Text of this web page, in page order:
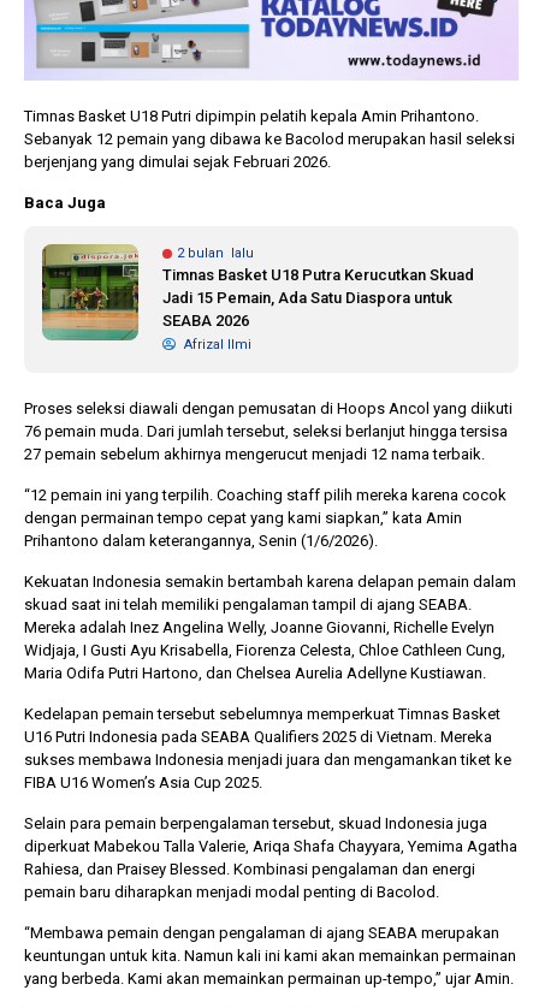
Timnas Basket U18 Putri dipimpin pelatih kepala Amin Prihantono.
Sebanyak 12 pemain yang dibawa ke Bacolod merupakan hasil seleksi
berjenjang yang dimulai sejak Februari 2026.
Baca Juga
2 bulan lalu
Timnas Basket U18 Putra Kerucutkan Skuad
Jadi 15 Pemain, Ada Satu Diaspora untuk
SEABA 2026
Afrizal Ilmi
Proses seleksi diawali dengan pemusatan di Hoops Ancol yang diikuti
76 pemain muda. Dari jumlah tersebut, seleksi berlanjut hingga tersisa
27 pemain sebelum akhirnya mengerucut menjadi 12 nama terbaik.
“12 pemain ini yang terpilih. Coaching staff pilih mereka karena cocok
dengan permainan tempo cepat yang kami siapkan,” kata Amin
Prihantono dalam keterangannya, Senin (1/6/2026).
Kekuatan Indonesia semakin bertambah karena delapan pemain dalam
skuad saat ini telah memiliki pengalaman tampil di ajang SEABA.
Mereka adalah Inez Angelina Welly, Joanne Giovanni, Richelle Evelyn
Widjaja, I Gusti Ayu Krisabella, Fiorenza Celesta, Chloe Cathleen Cung,
Maria Odifa Putri Hartono, dan Chelsea Aurelia Adellyne Kustiawan.
Kedelapan pemain tersebut sebelumnya memperkuat Timnas Basket
U16 Putri Indonesia pada SEABA Qualifiers 2025 di Vietnam. Mereka
sukses membawa Indonesia menjadi juara dan mengamankan tiket ke
FIBA U16 Women’s Asia Cup 2025.
Selain para pemain berpengalaman tersebut, skuad Indonesia juga
diperkuat Mabekou Talla Valerie, Ariqa Shafa Chayyara, Yemima Agatha
Rahiesa, dan Praisey Blessed. Kombinasi pengalaman dan energi
pemain baru diharapkan menjadi modal penting di Bacolod.
“Membawa pemain dengan pengalaman di ajang SEABA merupakan
keuntungan untuk kita. Namun kali ini kami akan memainkan permainan
yang berbeda. Kami akan memainkan permainan up-tempo,” ujar Amin.